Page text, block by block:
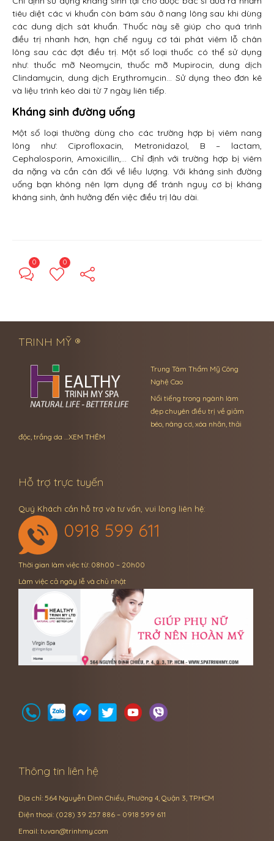
tiêu diệt các vi khuẩn còn bám sâu ở nang lông sau khi dùng
các dung dịch sát khuẩn. Thuốc này sẽ giúp cho quá trình
điều trị nhanh hơn, hạn chế nguy cơ tái phát viêm lỗ chân
lông sau các đợt điều trị. Một số loại thuốc có thể sử dụng
như: thuốc mỡ Neomycin, thuốc mỡ Mupirocin, dung dịch
Clindamycin, dung dịch Erythromycin… Sử dụng theo đơn kê
và liệu trình kéo dài từ 7 ngày liên tiếp.
Kháng sinh đường uống
Một số loại thường dùng cho các trường hợp bị viêm nang
lông như: Ciprofloxacin, Metronidazol, B – lactam,
Cephalosporin, Amoxicillin,… Chỉ định với trường hợp bị viêm
da nặng và cần cân đối về liều lượng. Với kháng sinh đường
uống bạn không nên lạm dụng để tránh nguy cơ bị kháng
kháng sinh, ảnh hưởng đến việc điều trị lâu dài.
0 0
TRINH MỸ ®
Trung Tâm Thẩm Mỹ Công
Nghệ Cao
Nổi tiếng trong ngành làm
đẹp chuyên điều trị về giảm
béo, nâng cơ, xóa nhăn, thải
độc, trắng da … XEM THÊM
Hỗ trợ trực tuyến
Quý Khách cần hỗ trợ và tư vấn, vui lòng liên hệ:
0918 599 611
Thời gian làm việc từ: 08h00 – 20h00
Làm việc cả ngày lễ và chủ nhật
Thông tin liên hệ
Địa chỉ: 564 Nguyễn Đình Chiểu, Phường 4, Quận 3, TP.HCM
Điện thoại: (028) 39 257 886 – 0918 599 611
Email: tuvan@trinhmy.com